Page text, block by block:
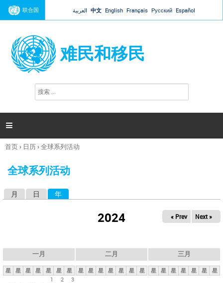
Jump to navigation
联合国 العربية 中文 English Français Русский Español
难民和移民
搜
索

你
这
首页› 日历›全球系列活动
全球系列活动
月 日 年
2024 « Prev Next »
一月
星 星 星 星 星 星
星
1
2
3
二月
星 星 星 星 星 星 星
三月
星 星 星 星 星 星 星